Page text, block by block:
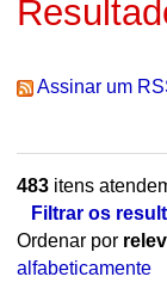
Assinar um
483itens
Filtrar os
Ordenar por
alfabeticamente